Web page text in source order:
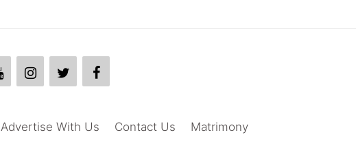
Matrimony
Contact Us
Advertise With Us